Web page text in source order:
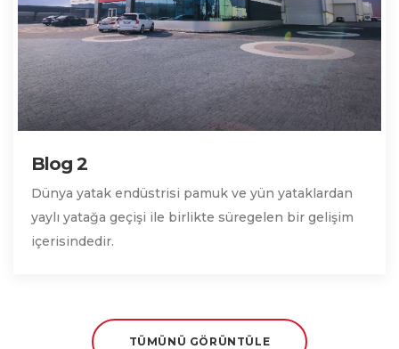
Blog 2
Dünya yatak endüstrisi pamuk ve yün yataklardan
yaylı yatağa geçişi ile birlikte süregelen bir gelişim
içerisindedir.
TÜMÜNÜ GÖRÜNTÜLE